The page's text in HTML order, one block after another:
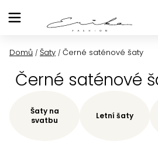
na
Domů / Šaty / Černé saténové šaty
Černé saténové
Šaty na
svatbu
Letní šaty